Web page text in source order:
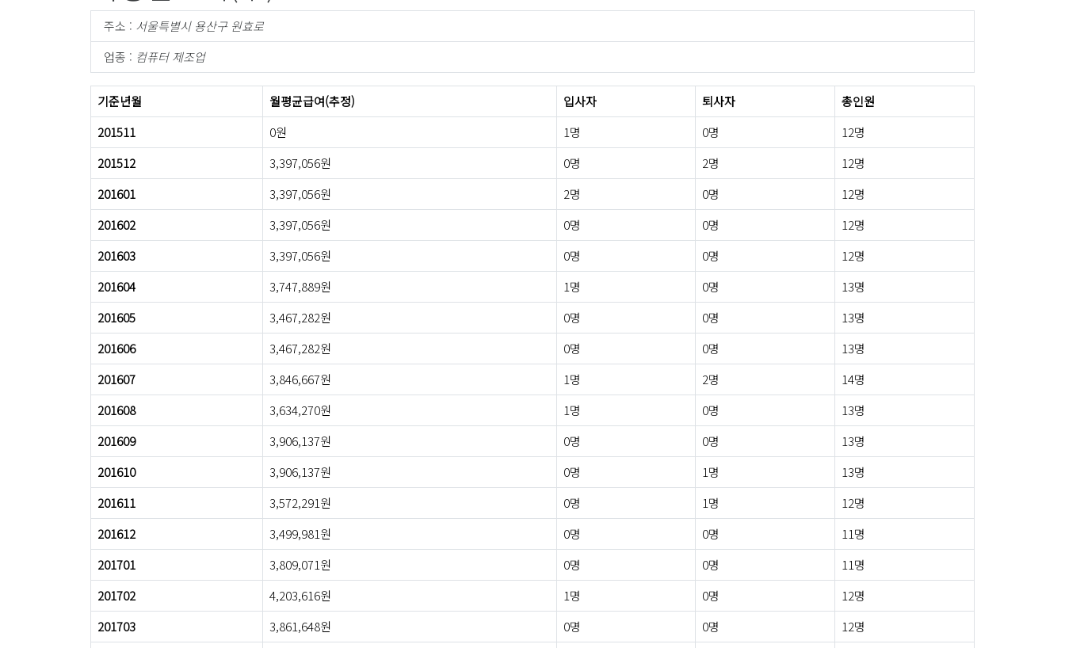
주소 : 서울특별시 용산구 원효로
업종 : 컴퓨터 제조업
기준년월 월평균급여(추정) 입사자 퇴사자
총인원
201511
0원 1명 0명
12명
201512
3,397,056원 0명 2명
12명
201601
3,397,056원 2명 0명
12명
201602
3,397,056원 0명 0명
12명
201603
3,397,056원 0명 0명
12명
201604
3,747,889원 1명 0명
13명
201605
3,467,282원 0명 0명
13명
201606
3,467,282원 0명 0명
13명
201607
3,846,667원 1명 2명
14명
201608
3,634,270원 1명 0명
13명
201609
3,906,137원 0명 0명
13명
201610
3,906,137원 0명 1명
13명
201611
3,572,291원 0명 1명
12명
201612
3,499,981원 0명 0명
11명
201701
3,809,071원 0명 0명
11명
201702
4,203,616원 1명 0명
12명
201703
3,861,648원 0명 0명
12명